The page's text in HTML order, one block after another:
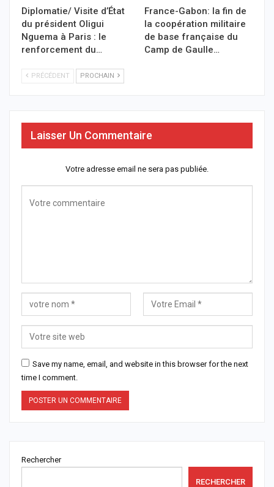
Diplomatie/ Visite d’État
du président Oligui
Nguema à Paris : le
renforcement du…
France-Gabon: la fin de
la coopération militaire
de base française du
Camp de Gaulle…
PRÉCÉDENT PROCHAIN
Laisser Un Commentaire
Votre adresse email ne sera pas publiée.
Save my name, email, and website in this browser for the next
time I comment.
Rechercher
RECHERCHER